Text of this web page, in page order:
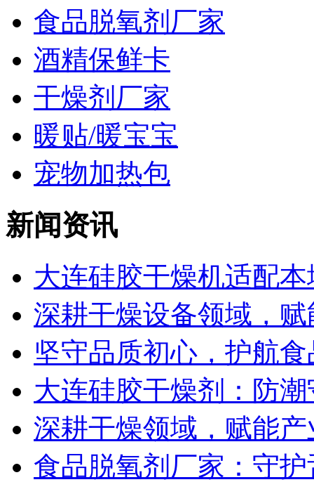
食品脱氧剂厂家
酒精保鲜卡
干燥剂厂家
暖贴/暖宝宝
宠物加热包
新闻资讯
大连硅胶干燥机适配
深耕干燥设备领域，赋
坚守品质初心，护航
大连硅胶干燥剂：防
深耕干燥领域，赋能产
食品脱氧剂厂家：守护